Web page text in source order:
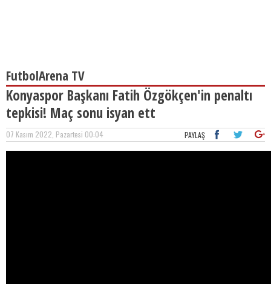
FutbolArena TV
Konyaspor Başkanı Fatih Özgökçen'in penaltı
tepkisi! Maç sonu isyan ett
07 Kasım 2022, Pazartesi 00:04 PAYLAŞ